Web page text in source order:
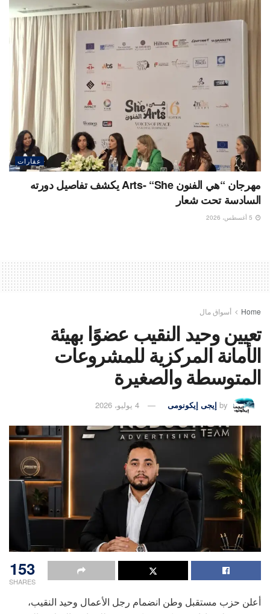
عقارات
مهرجان “هي الفنون Arts- “She يكشف تفاصيل دورته
السادسة تحت شعار
Home أسواق مال
تعيين وحيد النقيب عضوًا بهيئة
الأمانة المركزية للمشروعات
المتوسطة والصغيرة
by إيجى إيكونومى 4 يوليو، 2026
153
SHARES
أعلن حزب مستقبل وطن انضمام رجل الأعمال وحيد النقيب،